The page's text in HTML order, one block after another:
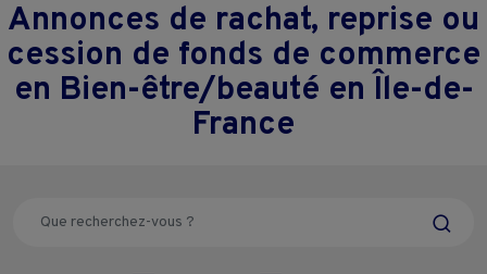
Annonces de rachat, reprise ou
cession de fonds de commerce
en Bien-être/beauté en Île-de-
France